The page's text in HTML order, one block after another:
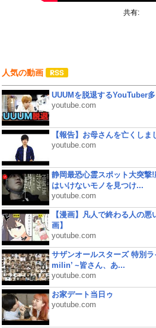
共有:
人気の動画
UUUMを脱退するYouTuber
youtube.com
【報告】お母さんを亡くしま
youtube.com
静岡最恐心霊スポット大突撃
はいけないモノを見つけ...
youtube.com
【漫画】凡人で終わる人の悪
画】
youtube.com
サザンオールスターズ 特別
milin’ ~皆さん、あ...
youtube.com
お家デート当日ゥ
youtube.com